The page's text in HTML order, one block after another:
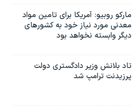
مارکو روبیو: آمریکا برای تامین مواد
معدنی مورد نیاز خود به کشورهای
دیگر وابسته نخواهد بود
تاد بلانش وزیر دادگستری دولت
پرزیدنت ترامپ شد